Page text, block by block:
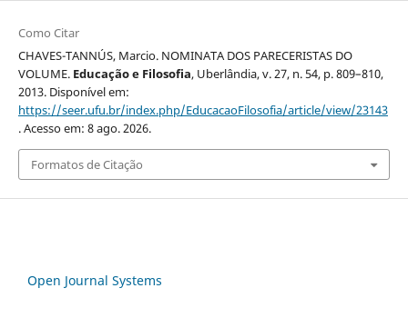
Como Citar
CHAVES-TANNÚS, Marcio. NOMINATA DOS PARECERISTAS DO
VOLUME. Educação e Filosofia, Uberlândia, v. 27, n. 54, p. 809–810,
2013. Disponível em:
https://seer.ufu.br/index.php/EducacaoFilosofia/article/view/23143
. Acesso em: 8 ago. 2026.
Formatos de Citação
Open Journal Systems